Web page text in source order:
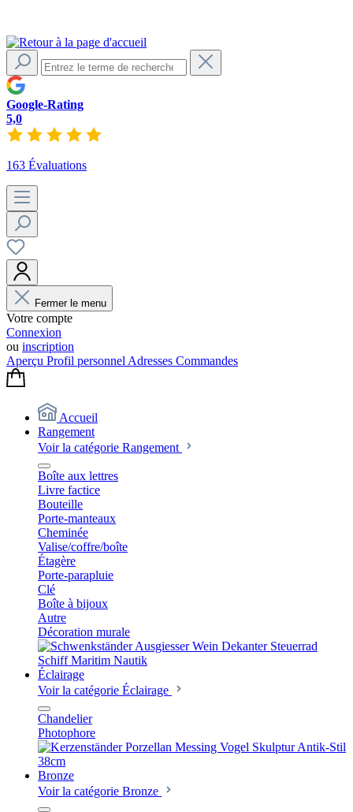
Google-Rating
5,0
163 Évaluations
Fermer le menu
Votre compte
Connexion
ou inscription
Aperçu Profil personnel Adresses Commandes
Accueil
Rangement
Voir la catégorie Rangement
Boîte aux lettres
Livre factice
Bouteille
Porte-manteaux
Cheminée
Valise/coffre/boîte
Étagère
Porte-parapluie
Clé
Boîte à bijoux
Autre
Décoration murale
Éclairage
Voir la catégorie Éclairage
Chandelier
Photophore
Bronze
Voir la catégorie Bronze